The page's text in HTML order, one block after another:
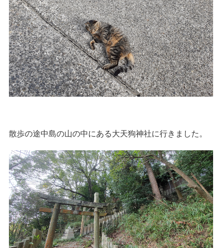
散歩の途中島の山の中にある大天狗神社に行きました。